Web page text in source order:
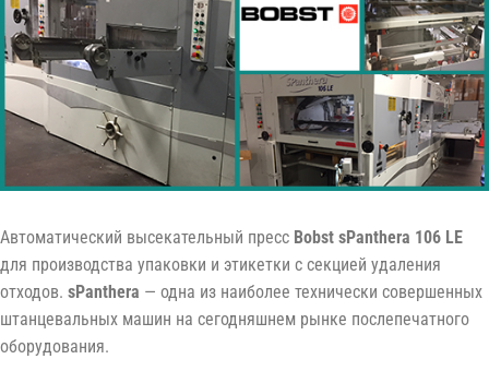
Автоматический высекательный пресс Bobst sPanthera 106 LE
для производства упаковки и этикетки с секцией удаления
отходов. sPanthera — одна из наиболее технически совершенных
штанцевальных машин на сегодняшнем рынке послепечатного
оборудования.